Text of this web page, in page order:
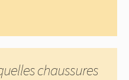
chaussures